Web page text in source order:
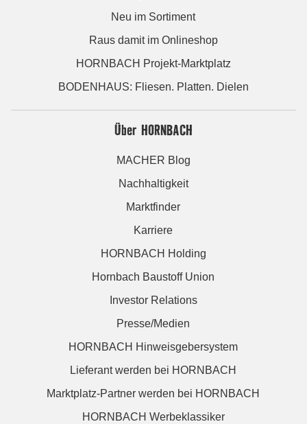
Neu im Sortiment
Raus damit im Onlineshop
HORNBACH Projekt-Marktplatz
BODENHAUS: Fliesen. Platten. Dielen
Über HORNBACH
MACHER Blog
Nachhaltigkeit
Marktfinder
Karriere
HORNBACH Holding
Hornbach Baustoff Union
Investor Relations
Presse/Medien
HORNBACH Hinweisgebersystem
Lieferant werden bei HORNBACH
Marktplatz-Partner werden bei HORNBACH
HORNBACH Werbeklassiker